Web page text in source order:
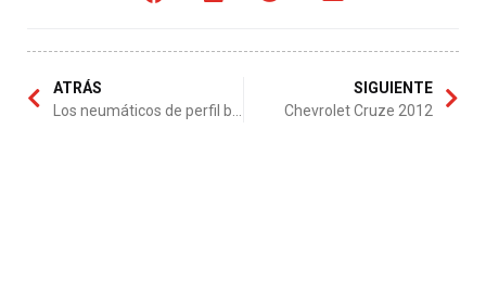
ATRÁS
Los neumáticos de perfil bajo
SIGUIENTE
Chevrolet Cruze 2012